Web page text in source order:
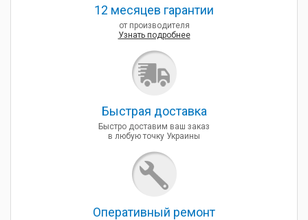
12 месяцев гарантии
от производителя
Узнать подробнее
Быcтрая доставка
Быстро доставим ваш заказ
в любую точку Украины
Оперативный ремонт